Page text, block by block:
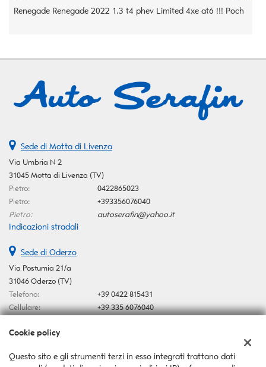
Renegade Renegade 2022 1.3 t4 phev Limited 4xe at6 !!! Poch
Sede di Motta di Livenza
Via Umbria N 2
31045 Motta di Livenza (TV)
Pietro:
0422865023
Pietro:
+393356076040
Pietro:
autoserafin@yahoo.it
Indicazioni stradali
Sede di Oderzo
Via Postumia 21/a
31046 Oderzo (TV)
Telefono:
+39 0422 815431
Cellulare:
+39 335 6076040
Indicazioni stradali
Cookie policy
Questo sito e gli strumenti terzi in esso integrati trattano dati